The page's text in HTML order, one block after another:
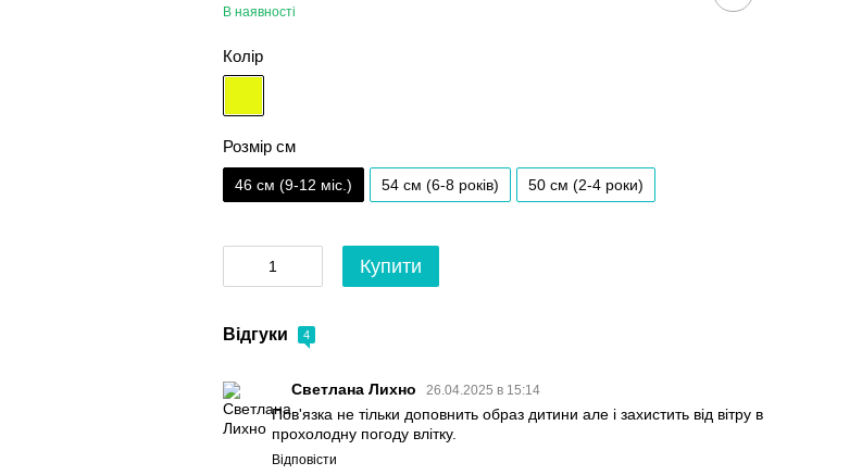
В наявності
Колір
Розмір см
46 см (9-12 міс.) 54 см (6-8 років) 50 см (2-4 роки)
Купити
Відгуки 4
Светлана Лихно 26.04.2025 в 15:14
Пов'язка не тільки доповнить образ дитини але і захистить від вітру в
прохолодну погоду влітку.
Відповісти